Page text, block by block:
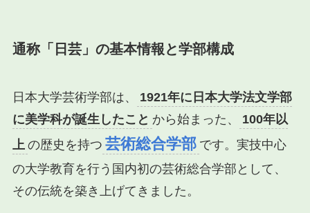
通称「日芸」の基本情報と学部構成
日本大学芸術学部は、
1921年に日本大学法文学部
に美学科が誕生したこと から始まった、
100年以
上 の歴史を持つ 芸術総合学部 です。実技中心
の大学教育を行う国内初の芸術総合学部として、
その伝統を築き上げてきました。